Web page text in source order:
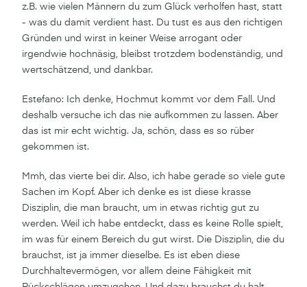
z.B. wie vielen Männern du zum Glück verholfen hast, statt
- was du damit verdient hast. Du tust es aus den richtigen
Gründen und wirst in keiner Weise arrogant oder
irgendwie hochnäsig, bleibst trotzdem bodenständig, und
wertschätzend, und dankbar.
Estefano: Ich denke, Hochmut kommt vor dem Fall. Und
deshalb versuche ich das nie aufkommen zu lassen. Aber
das ist mir echt wichtig. Ja, schön, dass es so rüber
gekommen ist.
Mmh, das vierte bei dir. Also, ich habe gerade so viele gute
Sachen im Kopf. Aber ich denke es ist diese krasse
Disziplin, die man braucht, um in etwas richtig gut zu
werden. Weil ich habe entdeckt, dass es keine Rolle spielt,
im was für einem Bereich du gut wirst. Die Disziplin, die du
brauchst, ist ja immer dieselbe. Es ist eben diese
Durchhaltevermögen, vor allem deine Fähigkeit mit